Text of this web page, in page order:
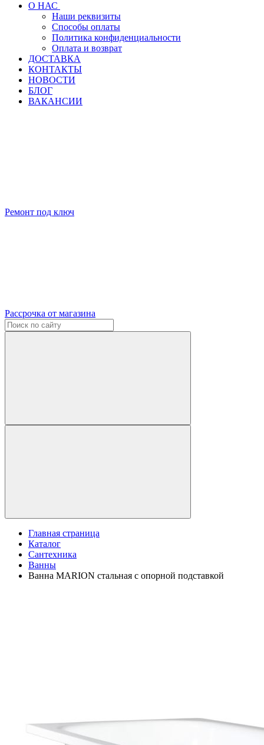
О НАС
Наши реквизиты
Способы оплаты
Политика конфиденциальности
Оплата и возврат
ДОСТАВКА
КОНТАКТЫ
НОВОСТИ
БЛОГ
ВАКАНСИИ
Ремонт под ключ
Рассрочка от магазина
Главная страница
Каталог
Сантехника
Ванны
Ванна MARION стальная с опорной подставкой